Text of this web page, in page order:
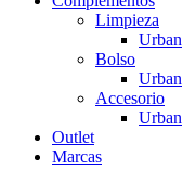
Limpieza
Urban
Bolso
Urban
Accesorio
Urban
Outlet
Marcas